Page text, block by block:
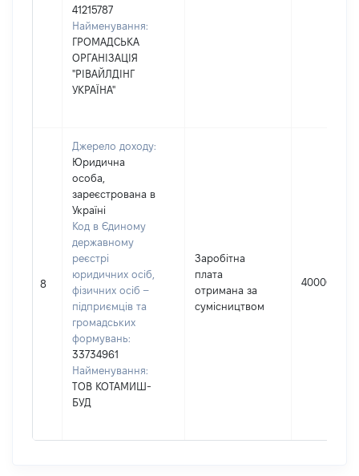
41215787
Найменування:
ГРОМАДСЬКА
ОРГАНIЗАЦIЯ
"РIВАЙЛДIНГ
УКРАЇНА"
8
Джерело доходу:
Юридична
особа,
зареєстрована в
Україні
Код в Єдиному
державному
реєстрі
юридичних осіб,
фізичних осіб –
підприємців та
громадських
формувань:
33734961
Найменування:
ТОВ КОТАМИШ-
БУД
Заробітна
плата
отримана за
сумісництвом
40000